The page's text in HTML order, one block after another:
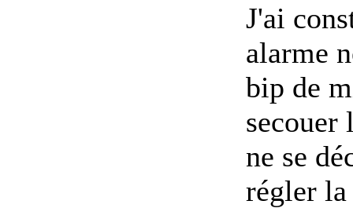
J'ai
alarme
bip de
secouer
ne se
régler